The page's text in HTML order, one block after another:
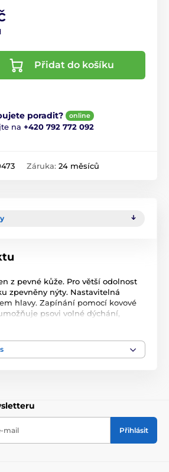
Přidat do košíku
poradit? online
na +420 792 772 092
Záruka: 24 měsíců
z pevné kůže. Pro větší odolnost
zpevněny nýty. Nastavitelná
hlavy. Zapínání pomocí kovové
psovi volné dýchání,
mail Přihlásit